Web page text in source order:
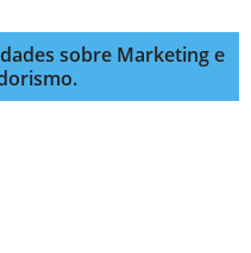
sobre Marketing e